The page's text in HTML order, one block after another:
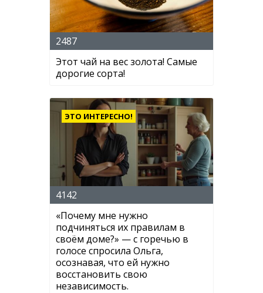
2487
Этот чай на вес золота! Самые
дорогие сорта!
ЭТО ИНТЕРЕСНО!
4142
«Почему мне нужно
подчиняться их правилам в
своём доме?» — с горечью в
голосе спросила Ольга,
осознавая, что ей нужно
восстановить свою
независимость.